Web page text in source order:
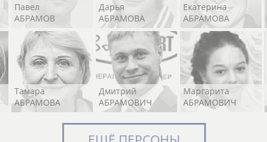
Павел
АБРАМОВ
Дарья
АБРАМОВА
Екатерина
АБРАМОВА
Тамара
АБРАМОВА
Дмитрий
АБРАМОВИЧ
Маргарита
АБРАМОВИЧ